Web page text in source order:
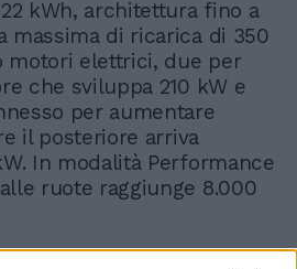
kWh, architettura fino a
massima di ricarica di 350
motori elettrici, due per
che sviluppa 210 kW e
per aumentare
il posteriore arriva
In modalità Performance
ruote raggiunge 8.000